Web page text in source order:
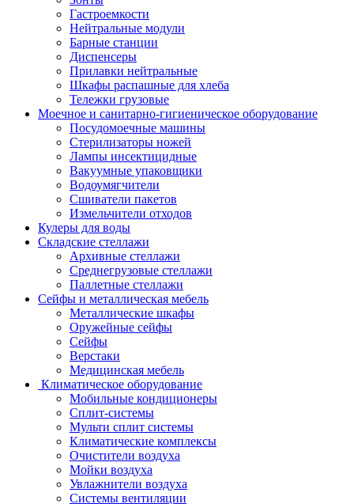
Гастроемкости
Нейтральные модули
Барные станции
Диспенсеры
Прилавки нейтральные
Шкафы распашные для хлеба
Тележки грузовые
Моечное и санитарно-гигиеническое оборудование
Посудомоечные машины
Стерилизаторы ножей
Лампы инсектицидные
Вакуумные упаковщики
Водоумягчители
Сшиватели пакетов
Измельчители отходов
Кулеры для воды
Складские стеллажи
Архивные стеллажи
Среднегрузовые стеллажи
Паллетные стеллажи
Сейфы и металлическая мебель
Металлические шкафы
Оружейные сейфы
Сейфы
Верстаки
Медицинская мебель
Климатическое оборудование
Мобильные кондиционеры
Сплит-системы
Мульти сплит системы
Климатические комплексы
Очистители воздуха
Мойки воздуха
Увлажнители воздуха
Системы вентиляции